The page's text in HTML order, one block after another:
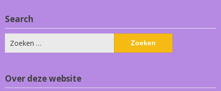
Search
naar:
Over deze website